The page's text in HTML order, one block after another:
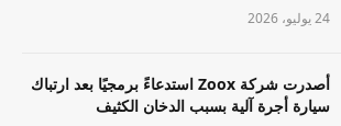
24 يوليو، 2026
أصدرت شركة Zoox استدعاءً برمجيًا بعد ارتباك
سيارة أجرة آلية بسبب الدخان الكثيف